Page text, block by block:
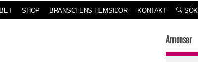
SHOP BRANSCHENS HEMSIDOR KONTAKT SÖK
Annonser